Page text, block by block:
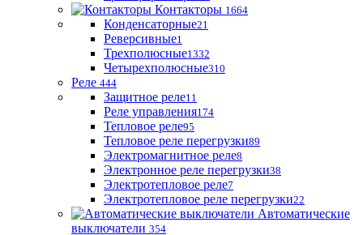
Контакторы 1664
Конденсаторные21
Реверсивные1
Трехполюсные1332
Четырехполюсные310
Реле 444
Защитное реле11
Реле управления174
Тепловое реле95
Тепловое реле перегрузки89
Электромагнитное реле8
Электронное реле перегрузки38
Электротепловое реле7
Электротепловое реле перегрузки22
Автоматические
выключатели 354